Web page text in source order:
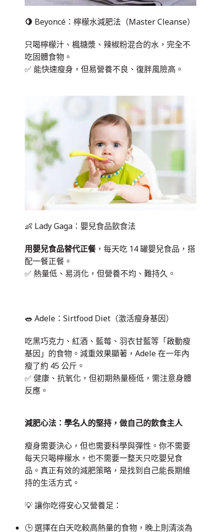
🍋 Beyoncé：檸檬水減肥法（Master Cleanse）
只喝檸檬汁、楓糖漿、辣椒粉混合的水，完全不
吃固體食物。
✅ 能快速瘦身，但易營養不良、復胖風險高。
👶 Lady Gaga：嬰兒食品飲食法
用嬰兒食品替代正餐，每天吃 14 罐嬰兒食品，搭
配一餐正餐。
✅ 熱量低、易消化，但營養不均、難持久。
🥗 Adele：Sirtfood Diet（激活瘦身基因）
吃黑巧克力、紅酒、藍莓、羽衣甘藍等「啟動瘦
基因」的食物。減重效果顯著，Adele 在一年內
瘦了約 45 公斤。
✅ 健康、抗氧化，但初期熱量極低，需注意身體
反應。
減肥心法：學名人的堅持，做自己的飲食主人
瘦身需要決心，但也需要科學與彈性。你不需要
每天只喝檸檬水，也不需要一整天只吃嬰兒食
品。真正有效的減肥策略，是找到自己能長期維
持的生活方式。
💡 讓你吃得安心又營養足：
🕒 選擇在白天吃較高熱量的食物，晚上則清淡為